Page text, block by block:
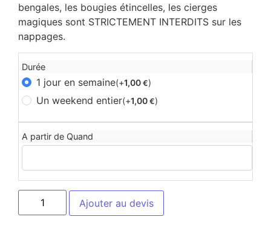
bengales, les bougies étincelles, les cierges
magiques sont STRICTEMENT INTERDITS sur les
nappages.
Durée
1 jour en semaine(+1,00 €)
Un weekend entier(+1,00 €)
A partir de Quand
Ajouter au devis